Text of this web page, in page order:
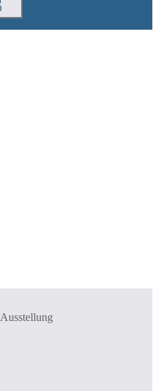
Ausstellung